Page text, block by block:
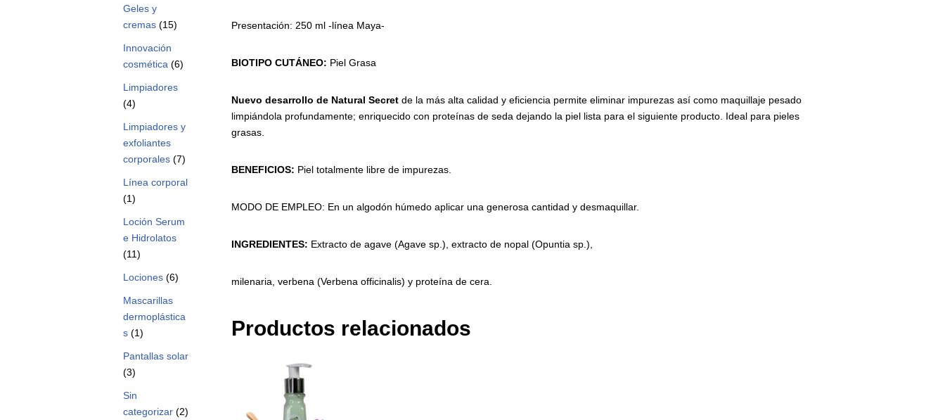
Geles y
cremas (15)
Innovación
cosmética (6)
Limpiadores
(4)
Limpiadores y
exfoliantes
corporales (7)
Línea corporal
(1)
Loción Serum
e Hidrolatos
(11)
Lociones (6)
Mascarillas
dermoplástica
s (1)
Pantallas solar
(3)
Sin
categorizar (2)
Presentación: 250 ml -línea Maya-
BIOTIPO CUTÁNEO: Piel Grasa
Nuevo desarrollo de Natural Secret de la más alta calidad y eficiencia permite eliminar impurezas así como maquillaje pesado
limpiándola profundamente; enriquecido con proteínas de seda dejando la piel lista para el siguiente producto. Ideal para pieles
grasas.
BENEFICIOS: Piel totalmente libre de impurezas.
MODO DE EMPLEO: En un algodón húmedo aplicar una generosa cantidad y desmaquillar.
INGREDIENTES: Extracto de agave (Agave sp.), extracto de nopal (Opuntia sp.),
milenaria, verbena (Verbena officinalis) y proteína de cera.
Productos relacionados